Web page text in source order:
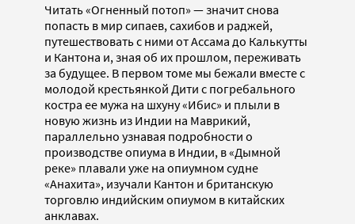
Читать «Огненный потоп» — значит снова
попасть в мир сипаев, сахибов и раджей,
путешествовать с ними от Ассама до Калькутты
и Кантона и, зная об их прошлом, переживать
за будущее. В первом томе мы бежали вместе с
молодой крестьянкой Дити с погребального
костра ее мужа на шхуну «Ибис» и плыли в
новую жизнь из Индии на Маврикий,
параллельно узнавая подробности о
производстве опиума в Индии, в «Дымной
реке» плавали уже на опиумном судне
«Анахита», изучали Кантон и британскую
торговлю индийским опиумом в китайских
анклавах.